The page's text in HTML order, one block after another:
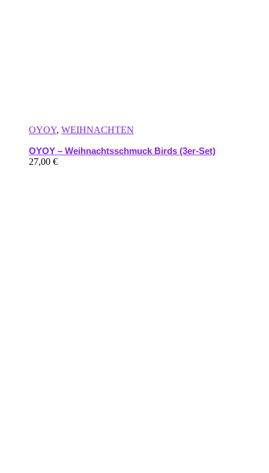
OYOY, WEIHNACHTEN
OYOY – Weihnachtsschmuck Birds (3er-Set)
27,00 €